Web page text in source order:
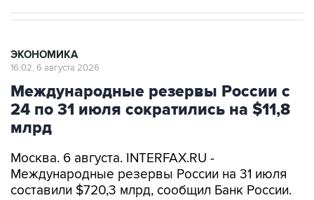
ЭКОНОМИКА
16:02, 6 августа 2026
Международные резервы России с
24 по 31 июля сократились на $11,8
млрд
Москва. 6 августа. INTERFAX.RU -
Международные резервы России на 31 июля
составили $720,3 млрд, сообщил Банк России.